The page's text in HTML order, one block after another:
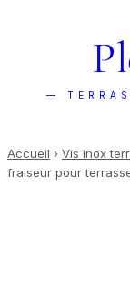
—
Accueil › Vis inox
fraiseur pour